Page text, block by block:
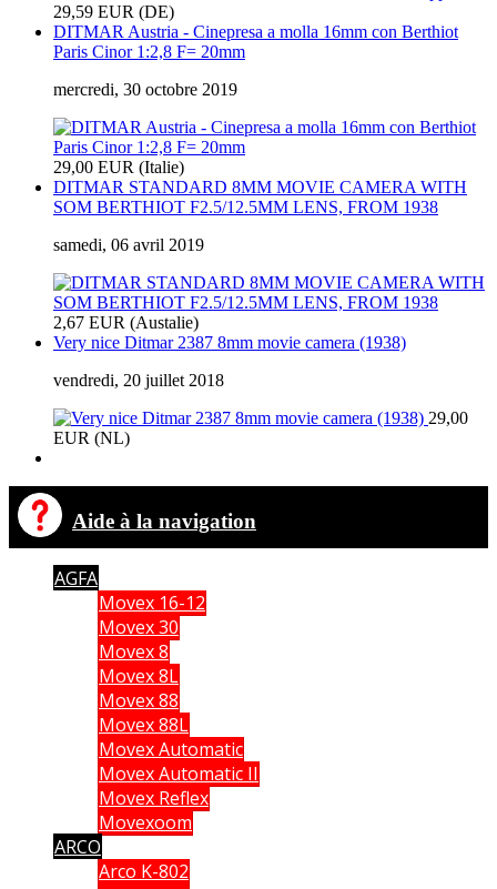
29,59 EUR (DE)
DITMAR Austria - Cinepresa a molla 16mm con Berthiot
Paris Cinor 1:2,8 F= 20mm
mercredi, 30 octobre 2019
29,00 EUR (Italie)
DITMAR STANDARD 8MM MOVIE CAMERA WITH
SOM BERTHIOT F2.5/12.5MM LENS, FROM 1938
samedi, 06 avril 2019
2,67 EUR (Austalie)
Very nice Ditmar 2387 8mm movie camera (1938)
vendredi, 20 juillet 2018
29,00
EUR (NL)
Aide à la navigation
AGFA
Movex 16-12
Movex 30
Movex 8
Movex 8L
Movex 88
Movex 88L
Movex Automatic
Movex Automatic II
Movex Reflex
Movexoom
ARCO
Arco K-802